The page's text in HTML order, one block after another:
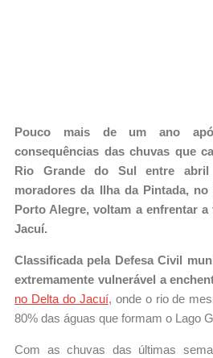
Pouco mais de um ano
consequências das chuvas que
Rio Grande do Sul entre
moradores da Ilha da Pintada,
Porto Alegre, voltam a enfrentar
Jacuí.
Classificada pela Defesa Civil
extremamente vulnerável a
no Delta do Jacuí, onde o rio de
80% das águas que formam o Lago
Com as chuvas das últimas